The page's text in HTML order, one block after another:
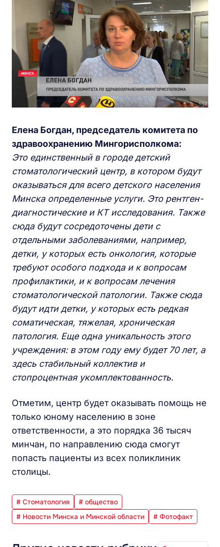
Елена Богдан, председатель комитета по
здравоохранению Мингорисполкома:
Это единственный в городе детский
стоматологический центр, в котором будут
оказываться для всего детского населения
Минска определенные услуги. Это рентген-
диагностические и КТ исследования. Также
сюда будут сосредоточены дети с
отдельными заболеваниями, например,
детки, у которых есть онкология, которые
требуют особого подхода и к вопросам
профилактики, и к вопросам лечения
стоматологической патологии. Также сюда
будут идти детки, у которых есть редкая
соматическая, тяжелая, хроническая
патология. Еще одна уникальность этого
учреждения: в этом году ему будет 70 лет, а
здесь стабильный коллектив и
стопроцентная укомплектованность.
Отметим, центр будет оказывать помощь не
только юному населению в зоне
ответственности, а это порядка 36 тысяч
минчан, по направлению сюда смогут
попасть пациенты из всех поликлиник
столицы.
# Стоматология
# общество
# Новости Минска и Минской области
# Фотофакт